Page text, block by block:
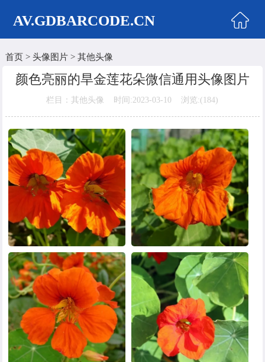
AV.GDBARCODE.CN
首页
两性商城
女生头像
美女头像
男生头像
明星头像
卡通动漫
黑白头像
其他头像
首页> 头像图片> 其他头像
颜色亮丽的旱金莲花朵微信通用头像图片
栏目：其他头像 时间:2023-03-10 浏览:( 184)